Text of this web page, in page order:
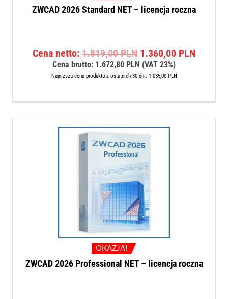
ZWCAD 2026 Standard NET – licencja roczna
Cena netto:1.819,00PLN Pierwotna
cena
wynosiła:
1.360,00 PLN
Cena brutto: 1.672,80 PLN (VAT 23%)
Najniższa cena produktu z ostatnich 30 dni: 1.035,00 PLN
OKAZJA!
ZWCAD 2026 Professional NET – licencja roczna